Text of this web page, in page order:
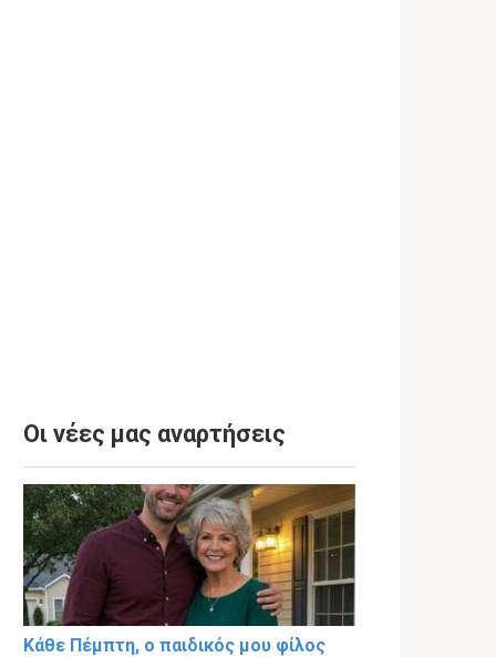
Οι νέες μας αναρτήσεις
Κάθε Πέμπτη, ο παιδικός μου φίλος